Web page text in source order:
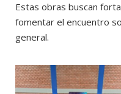
Estas obras buscan
fomentar el encuentro
general.